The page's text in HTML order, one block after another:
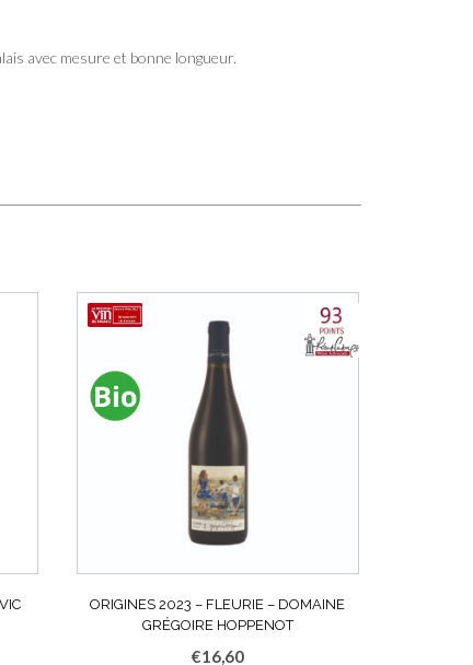
avec mesure et bonne longueur.
ORIGINES 2023 – FLEURIE – DOMAINE
GRÉGOIRE HOPPENOT
€16,60